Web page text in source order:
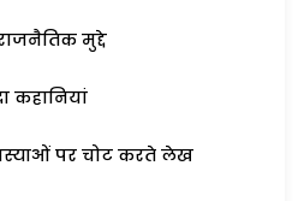
मुद्दे
कहानियां
पर चोट करते लेख